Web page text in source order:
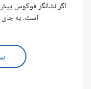
اگر نشانگر فوکوس
است، به جای